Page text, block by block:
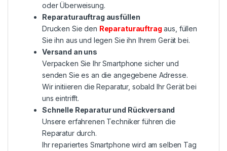
oder Überweisung.
Reparaturauftrag ausfüllen
Drucken Sie den Reparaturauftrag aus, füllen
Sie ihn aus und legen Sie ihn Ihrem Gerät bei.
Versand an uns
Verpacken Sie Ihr Smartphone sicher und
senden Sie es an die angegebene Adresse.
Wir initiieren die Reparatur, sobald Ihr Gerät bei
uns eintrifft.
Schnelle Reparatur und Rückversand
Unsere erfahrenen Techniker führen die
Reparatur durch.
Ihr repariertes Smartphone wird am selben Tag